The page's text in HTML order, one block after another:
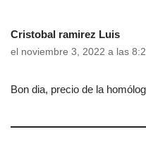
Cristobal ramirez Luis
el noviembre 3, 2022 a las
Bon dia, precio de la